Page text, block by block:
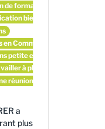
de formateurs et d'animateurs
bienveillante
en Communication Non
petite enfance
à plusieurs
réunion en mode coopératif
a
plus